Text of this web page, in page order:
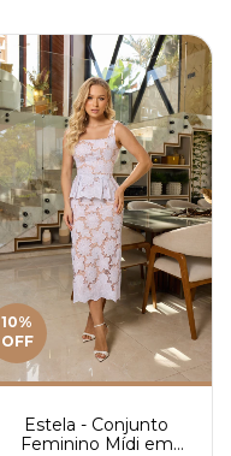
10%
OFF
Estela - Conjunto
Feminino Mídi em